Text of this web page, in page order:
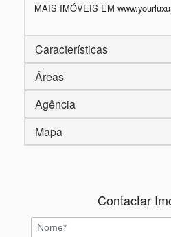
MAIS IMÓVEIS EM
Características
Áreas
Agência
Mapa
Contactar